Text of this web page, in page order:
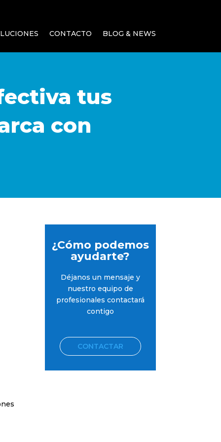
CONTACTO BLOG & NEWS
tus
con
¿Cómo podemos
ayudarte?
Déjanos un mensaje y
nuestro equipo de
profesionales contactará
contigo
CONTACTAR